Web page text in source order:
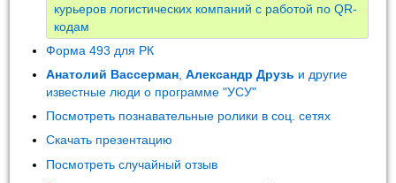
курьеров логистических компаний с работой по QR-
кодам
Форма 493 для РК
Анатолий Вассерман ,Александр Друзь и другие
известные люди о программе "УСУ"
Посмотреть познавательные ролики в соц. сетях
Скачать презентацию
Посмотреть случайный отзыв